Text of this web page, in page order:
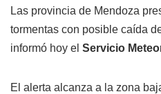
Las provincia de Mendoza
tormentas con posible caída
informó hoy el Servicio
El alerta alcanza a la zona